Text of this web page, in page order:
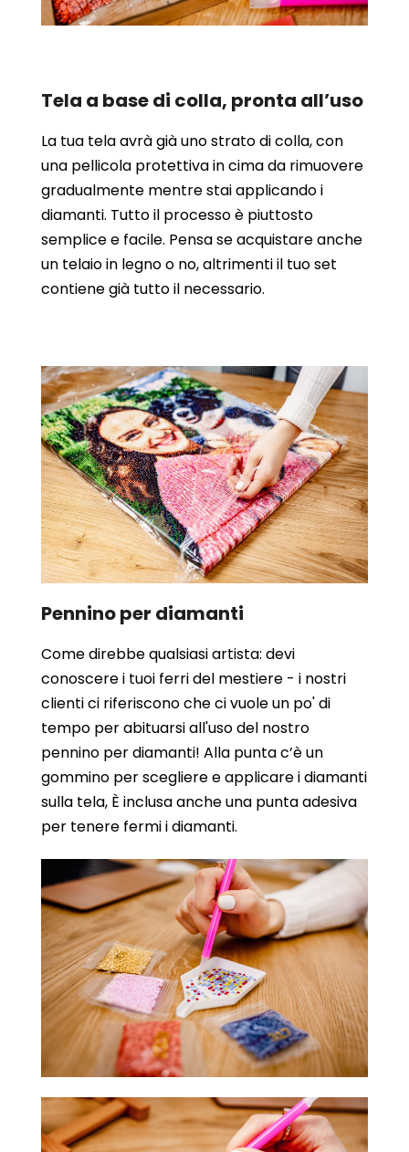
Tela a base di colla, pronta all’uso
La tua tela avrà già uno strato di colla, con
una pellicola protettiva in cima da rimuovere
gradualmente mentre stai applicando i
diamanti. Tutto il processo è piuttosto
semplice e facile. Pensa se acquistare anche
un telaio in legno o no, altrimenti il tuo set
contiene già tutto il necessario.
Pennino per diamanti
Come direbbe qualsiasi artista: devi
conoscere i tuoi ferri del mestiere - i nostri
clienti ci riferiscono che ci vuole un po' di
tempo per abituarsi all'uso del nostro
pennino per diamanti! Alla punta c’è un
gommino per scegliere e applicare i diamanti
sulla tela, È inclusa anche una punta adesiva
per tenere fermi i diamanti.